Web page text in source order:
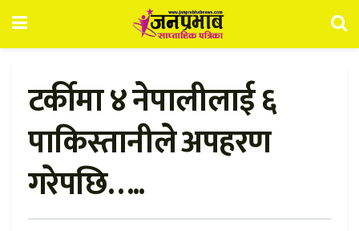
टर्कीमा ४ नेपालीलाई ६
पाकिस्तानीले अपहरण
गरेपछि…..